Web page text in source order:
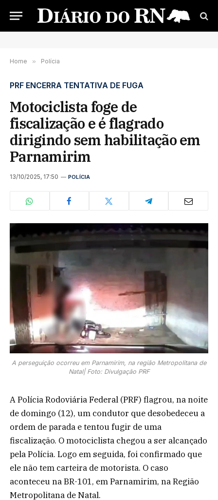
Home » Polícia
PRF ENCERRA TENTATIVA DE FUGA
Motociclista foge de
fiscalização e é flagrado
dirigindo sem habilitação em
Parnamirim
13/10/2025, 17:50 POLÍCIA
A perseguição ocorreu em Parnamirim, na região Metropolitana de
Natal| Foto: Divulgação PRF
A Polícia Rodoviária Federal (PRF) flagrou, na noite
de domingo (12), um condutor que desobedeceu a
ordem de parada e tentou fugir de uma
fiscalização. O motociclista chegou a ser alcançado
pela Polícia. Logo em seguida, foi confirmado que
ele não tem carteira de motorista. O caso
aconteceu na BR-101, em Parnamirim, na Região
Metropolitana de Natal.